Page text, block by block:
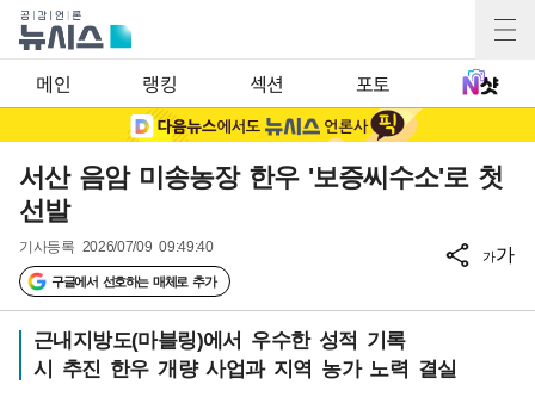
메인 랭킹 섹션 포토
서산 음암 미송농장 한우 '보증씨수소'로 첫
선발
기사등록 2026/07/09 09:49:40
구글에서 선호하는 매체로 추가
가가
근내지방도(마블링)에서 우수한 성적 기록
시 추진 한우 개량 사업과 지역 농가 노력 결실